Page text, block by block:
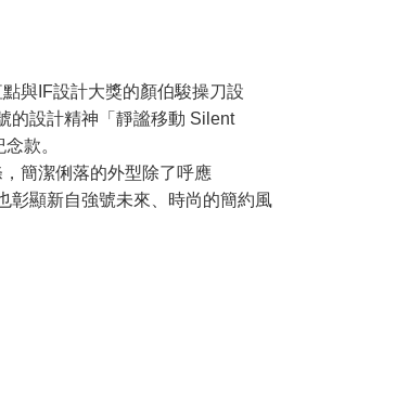
與IF設計大獎的顏伯駿操刀設
的設計精神「靜謐移動 Silent
款。
簡潔俐落的外型除了呼應
彰顯新自強號未來、時尚的簡約風